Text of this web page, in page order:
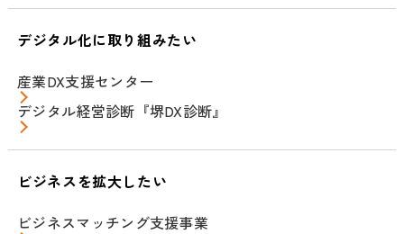
デジタル化に取り組みたい
産業DX支援センター
デジタル経営診断『堺DX診断』
ビジネスを拡大したい
ビジネスマッチング支援事業